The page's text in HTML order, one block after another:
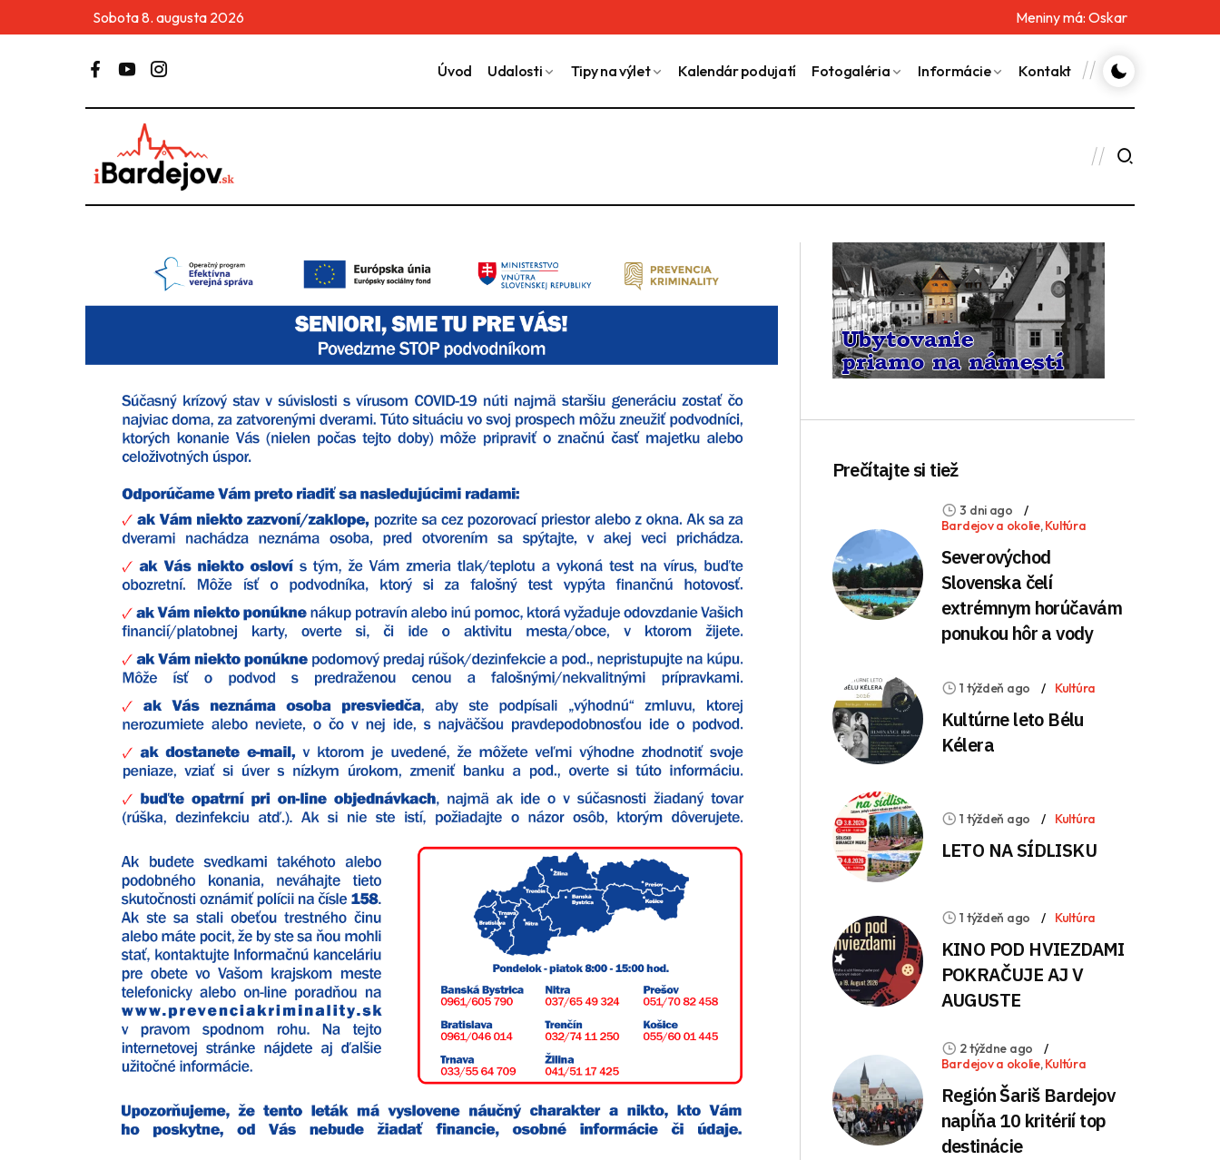
Sobota 8. augusta 2026 Meniny má: Oskar
Úvod Udalosti Tipy na výlet Kalendár podujatí Fotogaléria Informácie Kontakt
Prečítajte si tiež
3 dni ago
Bardejov a okolie,Kultúra
Severovýchod
Slovenska čelí
extrémnym horúčavám
ponukou hôr a vody
1 týždeň ago Kultúra
Kultúrne leto Bélu
Kélera
1 týždeň ago Kultúra
LETO NA SÍDLISKU
1 týždeň ago Kultúra
KINO POD HVIEZDAMI
POKRAČUJE AJ V
AUGUSTE
2 týždne ago
Bardejov a okolie,Kultúra
Región Šariš Bardejov
napĺňa 10 kritérií top
destinácie